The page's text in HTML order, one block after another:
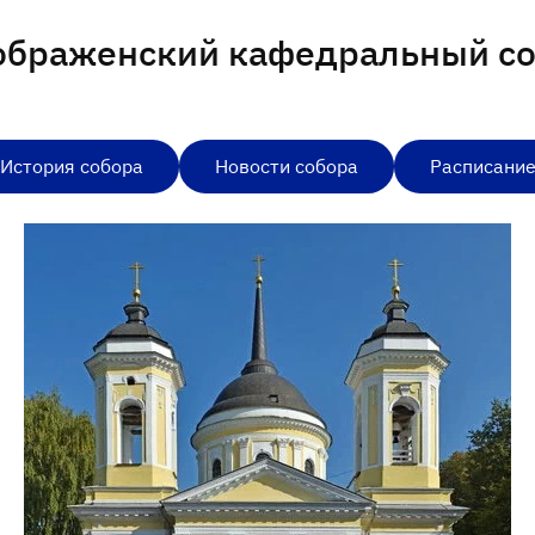
кафедральный
История собора Новости собора Расписание